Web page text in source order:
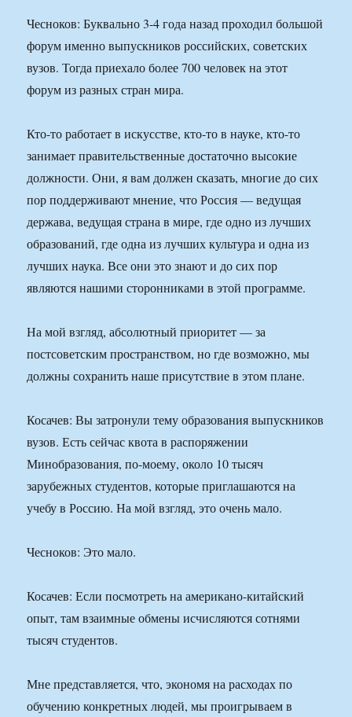
Чесноков: Буквально 3-4 года назад проходил большой
форум именно выпускников российских, советских
вузов. Тогда приехало более 700 человек на этот
форум из разных стран мира.
Кто-то работает в искусстве, кто-то в науке, кто-то
занимает правительственные достаточно высокие
должности. Они, я вам должен сказать, многие до сих
пор поддерживают мнение, что Россия — ведущая
держава, ведущая страна в мире, где одно из лучших
образований, где одна из лучших культура и одна из
лучших наука. Все они это знают и до сих пор
являются нашими сторонниками в этой программе.
На мой взгляд, абсолютный приоритет — за
постсоветским пространством, но где возможно, мы
должны сохранить наше присутствие в этом плане.
Косачев: Вы затронули тему образования выпускников
вузов. Есть сейчас квота в распоряжении
Минобразования, по-моему, около 10 тысяч
зарубежных студентов, которые приглашаются на
учебу в Россию. На мой взгляд, это очень мало.
Чесноков: Это мало.
Косачев: Если посмотреть на американо-китайский
опыт, там взаимные обмены исчисляются сотнями
тысяч студентов.
Мне представляется, что, экономя на расходах по
обучению конкретных людей, мы проигрываем в